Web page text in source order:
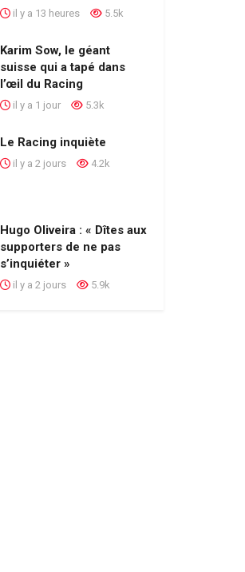
il y a 13 heures 5.5k
Karim Sow, le géant
suisse qui a tapé dans
l’œil du Racing
il y a 1 jour 5.3k
Le Racing inquiète
il y a 2 jours 4.2k
Hugo Oliveira : « Dîtes aux
supporters de ne pas
s’inquiéter »
il y a 2 jours 5.9k